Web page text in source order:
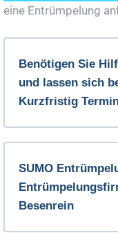
eine Entrümpelung
Benötigen Sie
und lassen sich
Kurzfristig
SUMO
Besenrein